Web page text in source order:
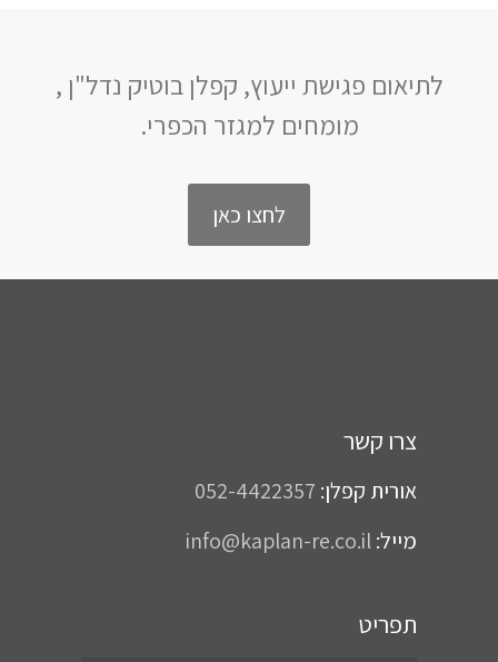
לתיאום פגישת ייעוץ, קפלן בוטיק נדל"ן ,
מומחים למגזר הכפרי.
לחצו כאן
צרו קשר
אורית קפלן: 052-4422357
מייל:info@kaplan-re.co.il
תפריט